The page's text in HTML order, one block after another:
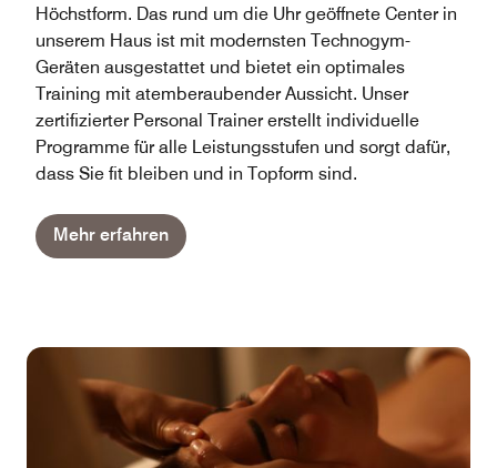
Höchstform. Das rund um die Uhr geöffnete Center in
unserem Haus ist mit modernsten Technogym-
Geräten ausgestattet und bietet ein optimales
Training mit atemberaubender Aussicht. Unser
zertifizierter Personal Trainer erstellt individuelle
Programme für alle Leistungsstufen und sorgt dafür,
dass Sie fit bleiben und in Topform sind.
Mehr erfahren